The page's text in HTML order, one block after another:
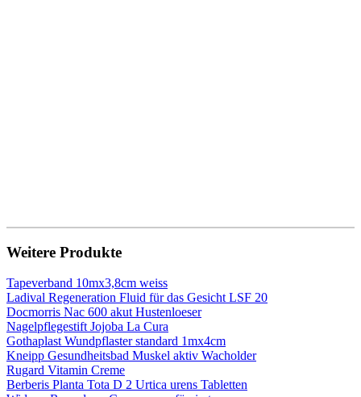
Weitere Produkte
Tapeverband 10mx3,8cm weiss
Ladival Regeneration Fluid für das Gesicht LSF 20
Docmorris Nac 600 akut Hustenloeser
Nagelpflegestift Jojoba La Cura
Gothaplast Wundpflaster standard 1mx4cm
Kneipp Gesundheitsbad Muskel aktiv Wacholder
Rugard Vitamin Creme
Berberis Planta Tota D 2 Urtica urens Tabletten